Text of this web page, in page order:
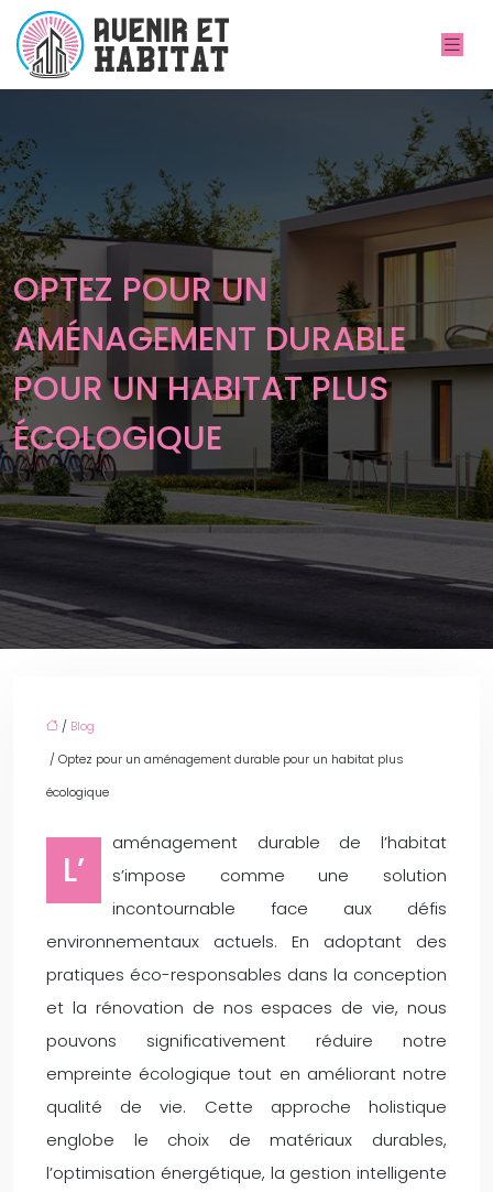
OPTEZ POUR UN
AMÉNAGEMENT DURABLE
POUR UN HABITAT PLUS
ÉCOLOGIQUE
/ Blog
/ Optez pour un aménagement durable pour un habitat plus
écologique
L’
aménagement durable de l’habitat
s’impose comme une solution
incontournable face aux défis
environnementaux actuels. En adoptant des
pratiques éco-responsables dans la conception
et la rénovation de nos espaces de vie, nous
pouvons significativement réduire notre
empreinte écologique tout en améliorant notre
qualité de vie. Cette approche holistique
englobe le choix de matériaux durables,
l’optimisation énergétique, la gestion intelligente